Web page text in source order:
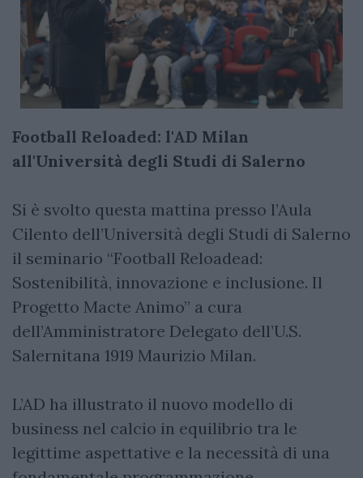
Football Reloaded: l'AD Milan
all'Università degli Studi di Salerno
Si è svolto questa mattina presso l’Aula
Cilento dell’Università degli Studi di Salerno
il seminario “Football Reloadead:
Sostenibilità, innovazione e inclusione. Il
Progetto Macte Animo” a cura
dell’Amministratore Delegato dell’U.S.
Salernitana 1919 Maurizio Milan.
L’AD ha illustrato il nuovo modello di
business nel calcio in equilibrio tra le
legittime aspettative e la necessità di una